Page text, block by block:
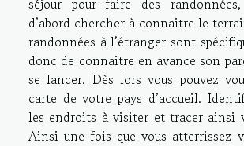
séjour pour faire des
d’abord chercher à connaitre le
randonnées à l’étranger sont
donc de connaitre en avance son
se lancer. Dès lors vous pouvez
carte de votre pays d’accueil.
les endroits à visiter et tracer ainsi
Ainsi une fois que vous atterrissez